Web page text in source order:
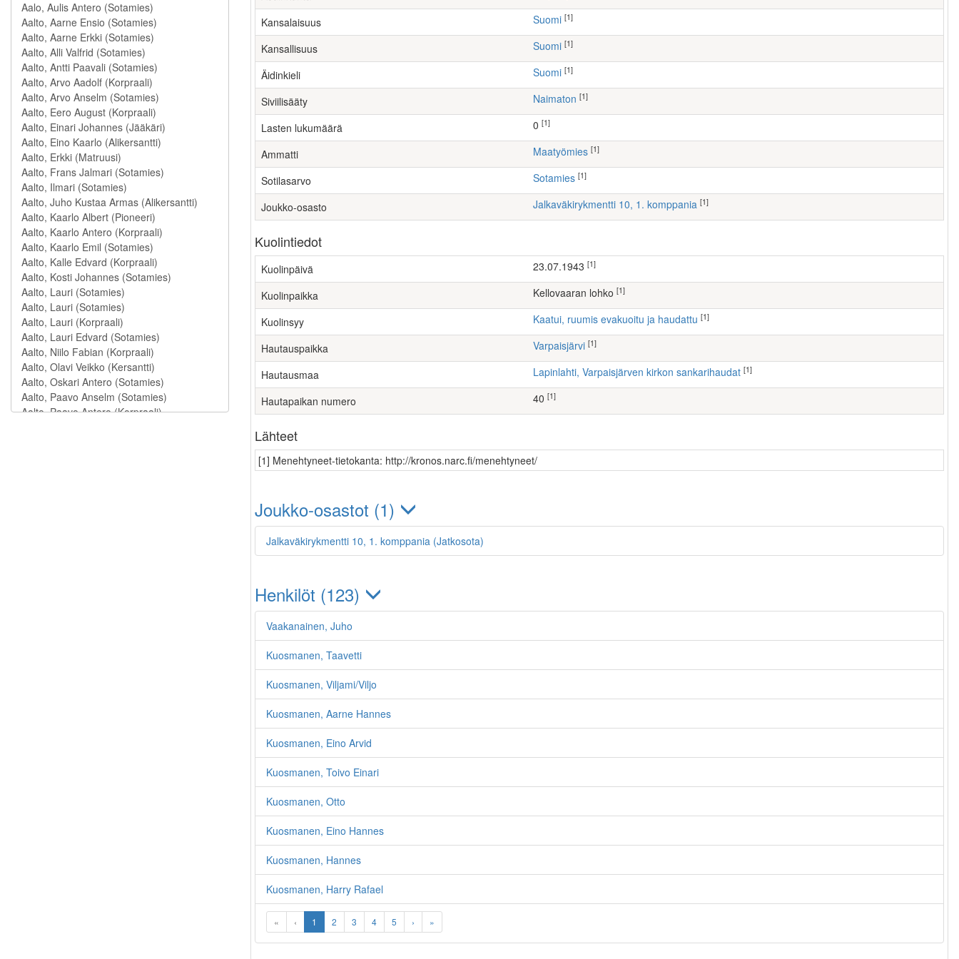
Kansalaisuus Suomi [1]
Kansallisuus Suomi [1]
Äidinkieli Suomi [1]
Siviilisääty Naimaton [1]
Lasten lukumäärä [1]
Ammatti maatyömies [1]
Sotilasarvo Sotamies [1]
Joukko-osasto Jalkaväkirykmentti 10, 1. komppania [1]
Kuolintiedot
Kuolinpäivä 23.07.1943 [1]
Kuolinpaikka Kellovaaran lohko [1]
Kuolinsyy Kaatui, ruumis evakuoitu ja haudattu [1]
Hautauspaikka Varpaisjärvi [1]
Hautausmaa Lapinlahti, Varpaisjärven kirkon sankarihaudat [1]
Hautapaikan numero 40 [1]
Lähteet
[1] Menehtyneet-tietokanta: http://kronos.narc.fi/menehtyneet/
Joukko-osastot (1)
Jalkaväkirykmentti 10, 1. komppania (Jatkosota)
Henkilöt (123)
Vaakanainen, Juho
Kuosmanen, Taavetti
Kuosmanen, Viljami/Viljo
Kuosmanen, Aarne Hannes
Kuosmanen, Eino Arvid
Kuosmanen, Toivo Einari
Kuosmanen, Otto
Kuosmanen, Eino Hannes
Kuosmanen, Hannes
Kuosmanen, Harry Rafael
« ‹ 1 2 3 4 5 › »